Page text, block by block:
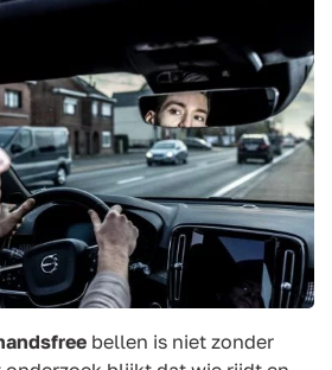
bellen is niet zonder